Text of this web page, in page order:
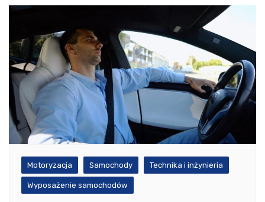
Motoryzacja Samochody Technika i inżynieria
Wyposażenie samochodów